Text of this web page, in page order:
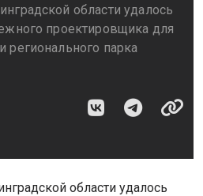
области удалось
проектировщика для
регионального парка
области удалось